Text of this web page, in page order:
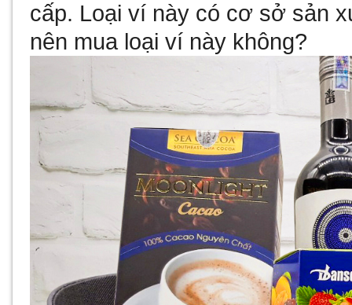
cấp. Loại ví này có cơ sở sản
nên mua loại ví này không?